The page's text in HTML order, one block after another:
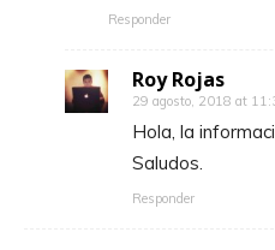
Responder
Roy Rojas
29 agosto, 2018 at
Hola, la
Saludos.
Responder